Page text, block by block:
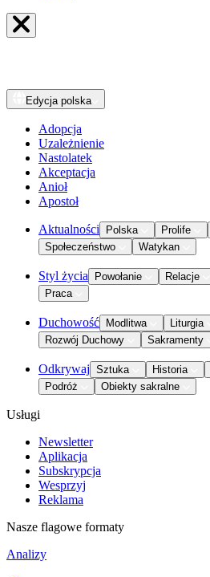
Edycja polska
Adopcja
Uzależnienie
Nastolatek
Akceptacja
Anioł
Apostoł
Aktualności Polska Prolife
Społeczeństwo
Watykan
Styl życia Powołanie Relacje
Praca
Duchowość Modlitwa Liturgia
Rozwój Duchowy
Sakramenty
Odkrywaj Sztuka Historia
Podróż
Obiekty sakralne
Usługi
Newsletter
Aplikacja
Subskrypcja
Wesprzyj
Reklama
Nasze flagowe formaty
Analizy